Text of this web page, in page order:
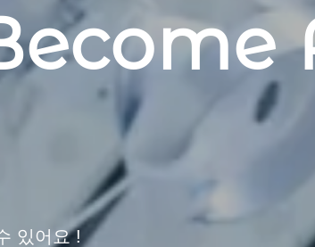
있어요 !